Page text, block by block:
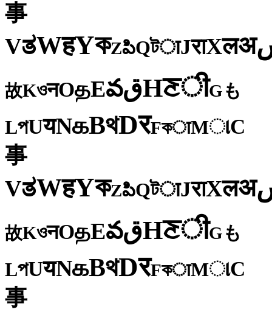
事
VತWहYকZపిQটाJराXलअ
故KওनOதEవقHਣीGも
LপUयNகBথDरFকाMાC
事
VತWहYকZపిQটाJराXलअ
故KওनOதEవقHਣीGも
LপUयNகBথDरFকाMાC
事